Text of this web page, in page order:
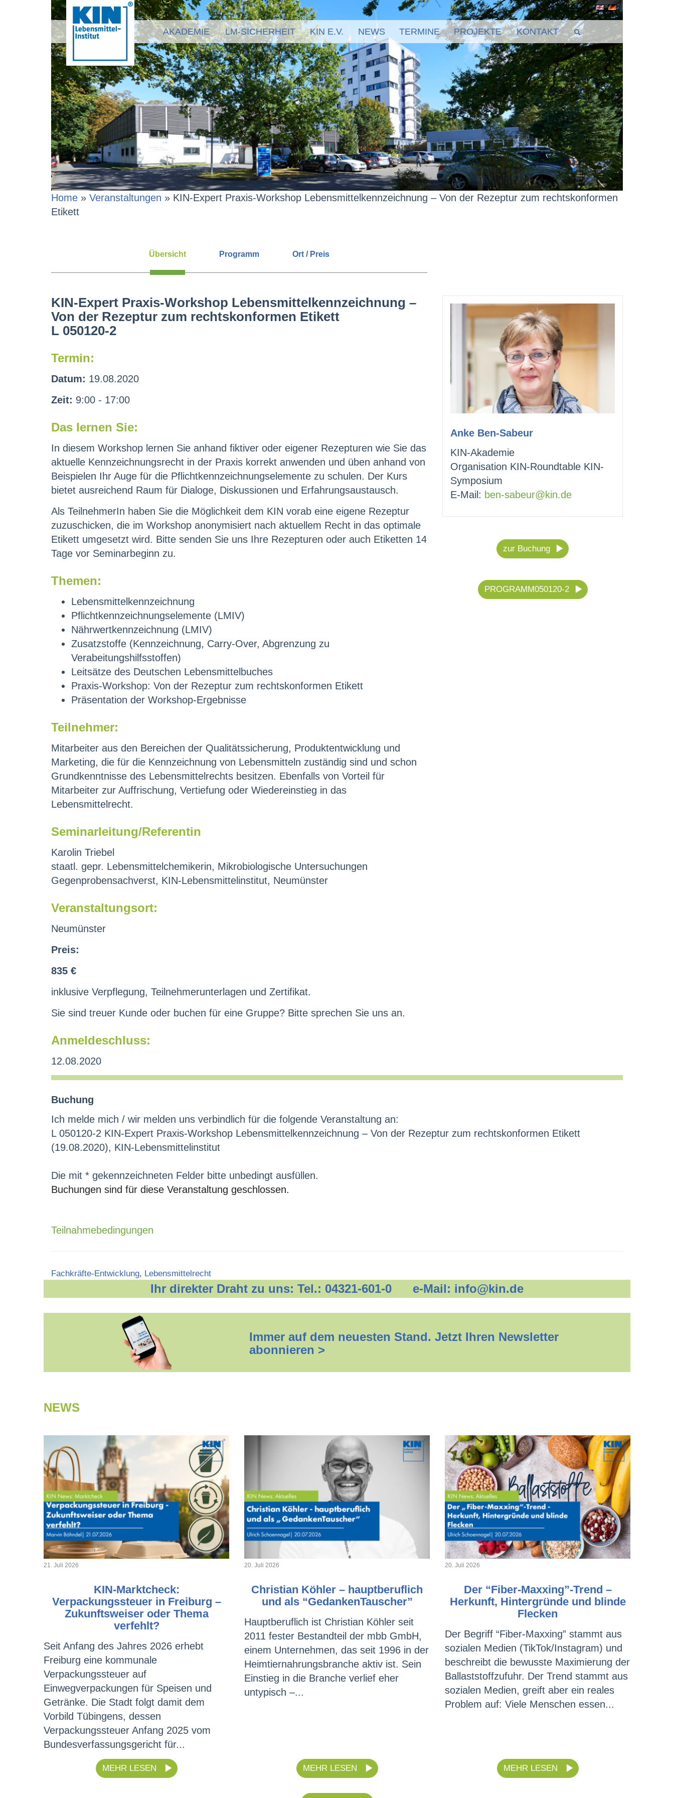
AKADEMIE LM-SICHERHEIT KIN E.V. NEWS TERMINE PROJEKTE KONTAKT
Home » Veranstaltungen » KIN-Expert Praxis-Workshop Lebensmittelkennzeichnung – Von der Rezeptur zum rechtskonformen
Etikett
Übersicht Programm Ort / Preis
KIN-Expert Praxis-Workshop Lebensmittelkennzeichnung –
Von der Rezeptur zum rechtskonformen Etikett
L 050120-2
Termin:
Datum: 19.08.2020
Zeit: 9:00 - 17:00
Das lernen Sie:
In diesem Workshop lernen Sie anhand fiktiver oder eigener Rezepturen wie Sie das
aktuelle Kennzeichnungsrecht in der Praxis korrekt anwenden und üben anhand von
Beispielen Ihr Auge für die Pflichtkennzeichnungselemente zu schulen. Der Kurs
bietet ausreichend Raum für Dialoge, Diskussionen und Erfahrungsaustausch.
Als TeilnehmerIn haben Sie die Möglichkeit dem KIN vorab eine eigene Rezeptur
zuzuschicken, die im Workshop anonymisiert nach aktuellem Recht in das optimale
Etikett umgesetzt wird. Bitte senden Sie uns Ihre Rezepturen oder auch Etiketten 14
Tage vor Seminarbeginn zu.
Themen:
Lebensmittelkennzeichnung
Pflichtkennzeichnungselemente (LMIV)
Nährwertkennzeichnung (LMIV)
Zusatzstoffe (Kennzeichnung, Carry-Over, Abgrenzung zu
Verabeitungshilfsstoffen)
Leitsätze des Deutschen Lebensmittelbuches
Praxis-Workshop: Von der Rezeptur zum rechtskonformen Etikett
Präsentation der Workshop-Ergebnisse
Teilnehmer:
Mitarbeiter aus den Bereichen der Qualitätssicherung, Produktentwicklung und
Marketing, die für die Kennzeichnung von Lebensmitteln zuständig sind und schon
Grundkenntnisse des Lebensmittelrechts besitzen. Ebenfalls von Vorteil für
Mitarbeiter zur Auffrischung, Vertiefung oder Wiedereinstieg in das
Lebensmittelrecht.
Seminarleitung/Referentin
Karolin Triebel
staatl. gepr. Lebensmittelchemikerin, Mikrobiologische Untersuchungen
Gegenprobensachverst, KIN-Lebensmittelinstitut, Neumünster
Veranstaltungsort:
Neumünster
Preis:
835 €
inklusive Verpflegung, Teilnehmerunterlagen und Zertifikat.
Sie sind treuer Kunde oder buchen für eine Gruppe? Bitte sprechen Sie uns an.
Anmeldeschluss:
12.08.2020
Anke Ben-Sabeur
KIN-Akademie
Organisation KIN-Roundtable KIN-
Symposium
E-Mail: ben-sabeur@kin.de
zur Buchung
PROGRAMM050120-2
Buchung
Ich melde mich / wir melden uns verbindlich für die folgende Veranstaltung an:
L 050120-2 KIN-Expert Praxis-Workshop Lebensmittelkennzeichnung – Von der Rezeptur zum rechtskonformen Etikett
(19.08.2020), KIN-Lebensmittelinstitut
Die mit * gekennzeichneten Felder bitte unbedingt ausfüllen.
Buchungen sind für diese Veranstaltung geschlossen.
Teilnahmebedingungen
Categories
Fachkräfte-Entwicklung, Lebensmittelrecht
Ihr direkter Draht zu uns: Tel.: 04321-601-0 e-Mail: info@kin.de
Immer auf dem neuesten Stand. Jetzt Ihren Newsletter
abonnieren >
NEWS
21. Juli 2026
KIN-Marktcheck:
Verpackungssteuer in Freiburg –
Zukunftsweiser oder Thema
verfehlt?
Seit Anfang des Jahres 2026 erhebt
Freiburg eine kommunale
Verpackungssteuer auf
Einwegverpackungen für Speisen und
Getränke. Die Stadt folgt damit dem
Vorbild Tübingens, dessen
Verpackungssteuer Anfang 2025 vom
Bundesverfassungsgericht für...
MEHR LESEN
20. Juli 2026
Christian Köhler – hauptberuflich
und als “GedankenTauscher”
Hauptberuflich ist Christian Köhler seit
2011 fester Bestandteil der mbb GmbH,
einem Unternehmen, das seit 1996 in der
Heimtiernahrungsbranche aktiv ist. Sein
Einstieg in die Branche verlief eher
untypisch –...
MEHR LESEN
20. Juli 2026
Der “Fiber-Maxxing”-Trend –
Herkunft, Hintergründe und blinde
Flecken
Der Begriff “Fiber-Maxxing” stammt aus
sozialen Medien (TikTok/Instagram) und
beschreibt die bewusste Maximierung der
Ballaststoffzufuhr. Der Trend stammt aus
sozialen Medien, greift aber ein reales
Problem auf: Viele Menschen essen...
MEHR LESEN